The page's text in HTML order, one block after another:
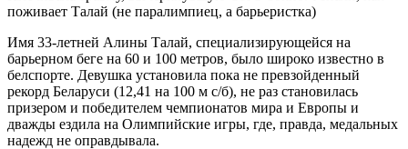
Имя 33-летней Алины Талай, специализирующейся на
барьерном беге на 60 и 100 метров, было широко известно в
белспорте. Девушка установила пока не превзойденный
рекорд Беларуси (12,41 на 100 м с/б), не раз становилась
призером и победителем чемпионатов мира и Европы и
дважды ездила на Олимпийские игры, где, правда, медальных
надежд не оправдывала.